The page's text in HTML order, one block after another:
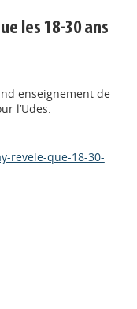
les 18-30 ans
enseignement de
l’Udes.
revele-que-18-30-